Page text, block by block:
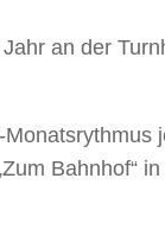
an der
Bahnhof“